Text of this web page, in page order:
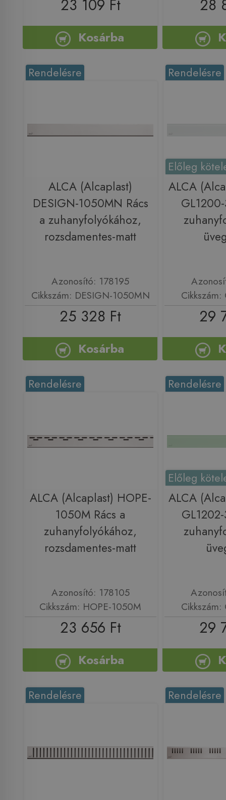
23 109 Ft
Kosárba
28
Rendelésre
ALCA (Alcaplast)
DESIGN-1050MN Rács
a zuhanyfolyókához,
rozsdamentes-matt
Azonosító: 178195
Cikkszám: DESIGN-1050MN
25 328 Ft
Kosárba
Rendelésre
Előleg
ALCA
29
Rendelésre
ALCA (Alcaplast) HOPE-
1050M Rács a
zuhanyfolyókához,
rozsdamentes-matt
Azonosító: 178105
Cikkszám: HOPE-1050M
23 656 Ft
Kosárba
Rendelésre
Előleg
ALCA
29
Rendelésre Rendelésre